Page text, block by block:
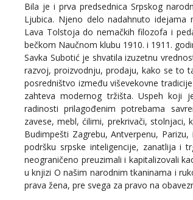
Bila je i prva predsednica Srpskog
Ljubica. Njeno delo nadahnuto
Lava Tolstoja do nemačkih filozofa i
bečkom Naučnom klubu 1910. i 1911.
Savka Subotić je shvatila izuzetnu
razvoj, proizvodnju, prodaju, kako se to
posredništvo između viševekovne
zahteva modernog tržišta. Uspeh koji
radinosti prilagođenim potrebama
zavese, mebl, ćilimi, prekrivači,
Budimpešti Zagrebu, Antverpenu,
podršku srpske inteligencije, zanatlija i
neograničeno preuzimali i kapitalizovali
u knjizi O našim narodnim tkaninama i
prava žena, pre svega za pravo na